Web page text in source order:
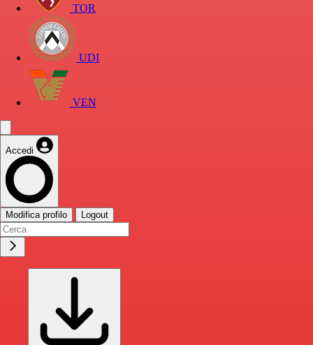
TOR
UDI
VEN
Accedi
Modifica profilo Logout